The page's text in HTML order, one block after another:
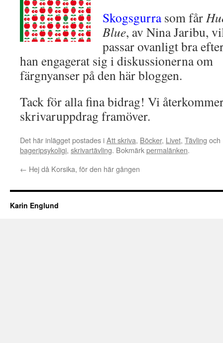
Skogsgurrasom får
Blue, av Nina Jaribu,
passar ovanligt bra
han engagerat sig i diskussionerna om
färgnyanser på den här bloggen.
Tack för alla fina bidrag! Vi
skrivaruppdrag framöver.
Det här inlägget postades iAtt skriva, Böcker, Livet, Tävling och
bageripsykoligi, skrivartävling. Bokmärkpermalänken.
← Hej då Korsika, för den här gången
Karin Englund